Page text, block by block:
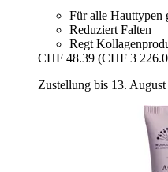
Für alle Hauttypen
Reduziert Falten
Regt
CHF 48.39 (CHF 3
Zustellung bis 13. August